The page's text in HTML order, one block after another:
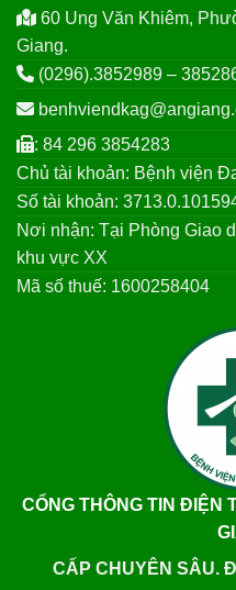
60 Ung Văn Khiêm,
Giang.
(0296).3852989 –
: 84 296 3854283
Chủ tài khoản: Bệnh viện
Số tài khoản:
Nơi nhận: Tại Phòng Giao
khu vực XX
Mã số thuế: 1600258404
CỔNG THÔNG TIN ĐIỆN
CẤP CHUYÊN SÂU.